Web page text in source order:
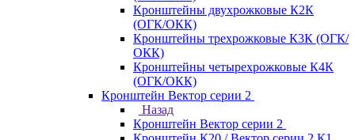
Кронштейны двухрожковые К2К
(ОГК/ОКК)
Кронштейны трехрожковые К3К (ОГК/
ОКК)
Кронштейны четырехрожковые К4К
(ОГК/ОКК)
Кронштейн Вектор серии 2
Назад
Кронштейн Вектор серии 2